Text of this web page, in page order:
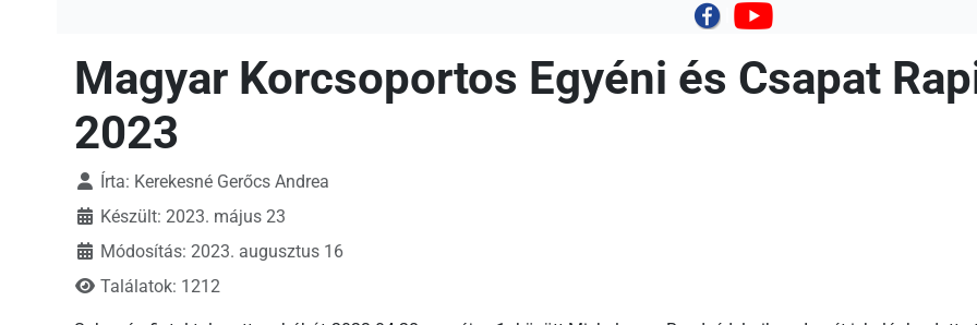
Magyar Korcsoportos Egyéni és Csapat
2023
Írta: Kerekesné Gerőcs Andrea
Készült: 2023. május 23
Módosítás: 2023. augusztus 16
Találatok: 1212